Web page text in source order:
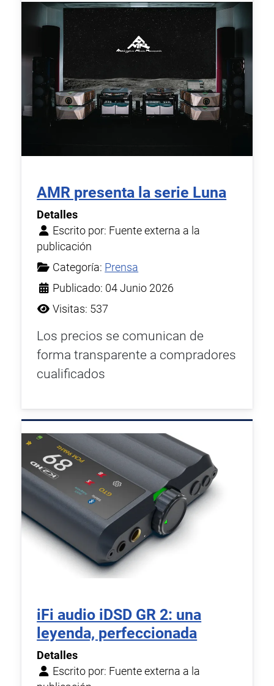
AMR presenta la serie Luna
Detalles
Escrito por: Fuente externa a la
publicación
Categoría: Prensa
Publicado: 04 Junio 2026
Visitas: 537
Los precios se comunican de
forma transparente a compradores
cualificados
iFi audio iDSD GR 2: una
leyenda, perfeccionada
Detalles
Escrito por: Fuente externa a la